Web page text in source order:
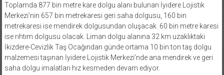
Toplamda 877 bin metre kare dolgu alanı bulunan İyidere Lojistik
Merkezi’nin 657 bin metrekaresi geri saha dolgusu, 160 bin
metrekaresi ise mendirek dolgusundan oluşacak. 60 bin metre karesi
ise rıhtım dolgusu olacak. Liman dolgu alanına 32 km uzaklıktaki
İkizdere-Cevizlik Taş Ocağından günde ortama 10 bin ton taş dolgu
malzemesi taşınan İyidere Lojistik Merkezi’nde ana mendirek ve geri
saha dolgu imalatları hız kesmeden devam ediyor.